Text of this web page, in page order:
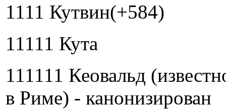
1111 Кутвин(+584)
11111 Кута
111111 Кеовальд
в Риме) - канонизирован